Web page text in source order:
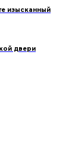
изысканный
двери